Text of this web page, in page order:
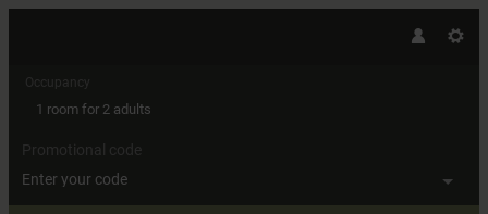
Occupancy
1 room for 2 adults
Promotional code
Enter your code